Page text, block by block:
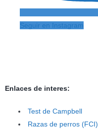
Seguir en Instagram
Enlaces de interes:
Test de Campbell
Razas de perros (FCI)